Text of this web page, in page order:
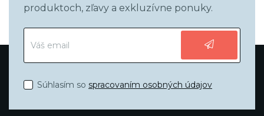
produktoch, zľavy a exkluzívne ponuky.
Súhlasím so spracovaním osobných údajov